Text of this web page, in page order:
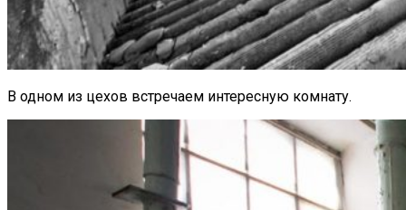
В одном из цехов встречаем интересную комнату.